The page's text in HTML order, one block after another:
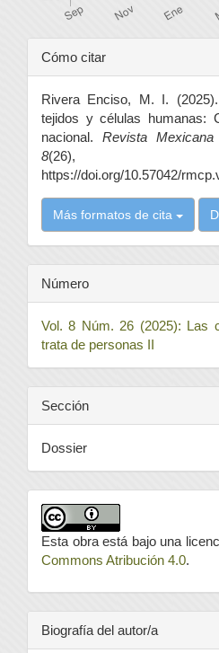
Detalles
del
artículo
Cómo citar
Rivera Enciso, M. I.
tejidos y células humanas:
nacional.Revista
8(26),
https://doi.org/10.57042/
Más formatos de cita
Número
Vol. 8 Núm. 26 (2025): Las
trata de personas II
Sección
Dossier
Esta obra está bajo una
Commons Atribución 4.0.
Biografía del autor/a